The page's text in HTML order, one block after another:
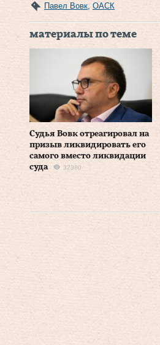
Павел Вовк ОАСК
материалы по теме
Судья Вовк отреагировал на
призыв ликвидировать его
самого вместо ликвидации
суда
32380